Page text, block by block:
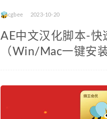
cgbee 2023-10-20
AE中文汉化脚本-快
（Win/Mac一键安装